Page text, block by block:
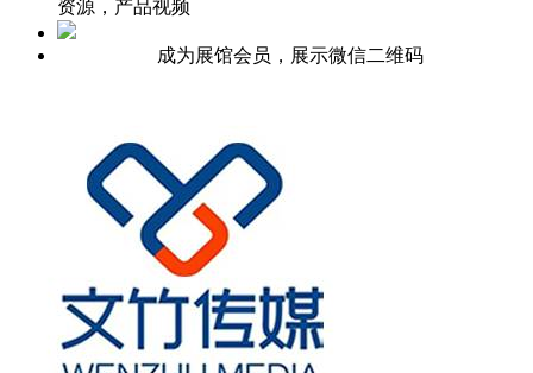
资源，产品视频
成为展馆会员，展示微信二维码